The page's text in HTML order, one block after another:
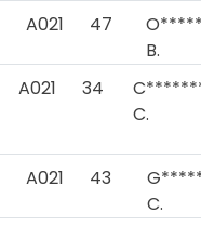
A021 47
O*****
B.
A021 34
C.
A021 43
C.